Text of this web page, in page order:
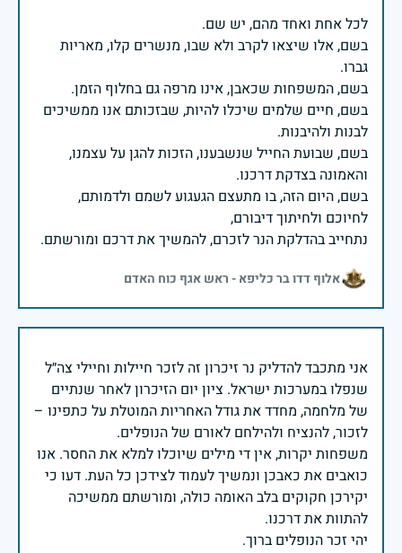
בשם, אלו שיצאו לקרב ולא שבו, מנשרים קלו, מאריות
בשם, חיים שלמים שיכלו להיות, שבזכותם אנו ממשיכים
בשם, שבועת החייל שנשבענו, הזכות להגן על עצמנו,
בשם, היום הזה, בו מתעצם הגעגוע לשמם ולדמותם,
נתחייב בהדלקת הנר לזכרם, להמשיך את דרכם ומורשתם.
אלוף דדו בר כליפא - ראש אגף כוח האדם
אני מתכבד להדליק נר זיכרון זה לזכר חיילות וחיילי צה״ל
שנפלו במערכות ישראל. ציון יום הזיכרון לאחר שנתיים
של מלחמה, מחדד את גודל האחריות המוטלת על כתפינו –
משפחות יקרות, אין די מילים שיוכלו למלא את החסר. אנו
כואבים את כאבכן ונמשיך לעמוד לצידכן כל העת. דעו כי
יקירכן חקוקים בלב האומה כולה, ומורשתם ממשיכה
יהי זכר הנופלים ברוך.